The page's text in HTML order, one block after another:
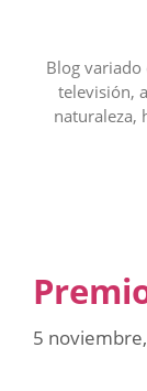
contenidoBlog variado
televisión,
naturaleza,
5